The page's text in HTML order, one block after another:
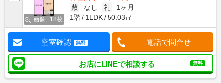
画像 : 18枚
敷
なし 礼
1ヶ月
1階
1LDK 50.03㎡
空室確認 無料 電話で問合せ
お店にLINEで相談する 無料